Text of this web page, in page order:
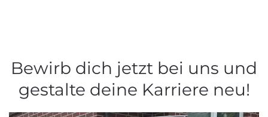
Bewirb dich jetzt bei uns und
gestalte deine Karriere neu!